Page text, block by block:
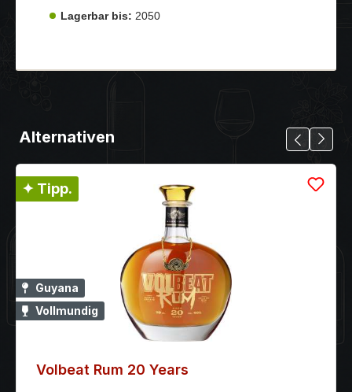
Lagerbar bis: 2050
Alternativen
✦ Tipp.
Guyana
Vollmundig
Volbeat Rum 20 Years